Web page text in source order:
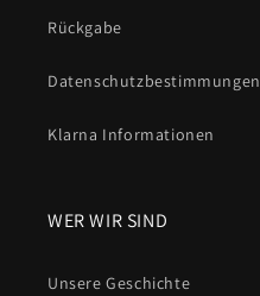
Rückgabe
Datenschutzbestimmungen
Klarna Informationen
WER WIR SIND
Unsere Geschichte